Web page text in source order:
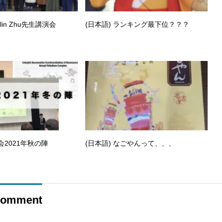
Zhu先生講演会 (日本語) ランキング最下位？？？
2021年秋の陣 (日本語) なごやんって、、、